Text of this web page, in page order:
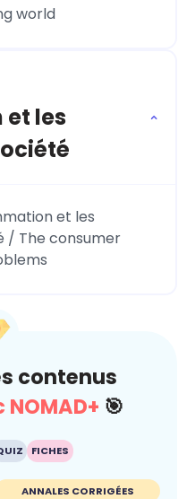
world
les
et les
/ The consumer
contenus
NOMAD+ 🎯
FICHES
ANNALES CORRIGÉES